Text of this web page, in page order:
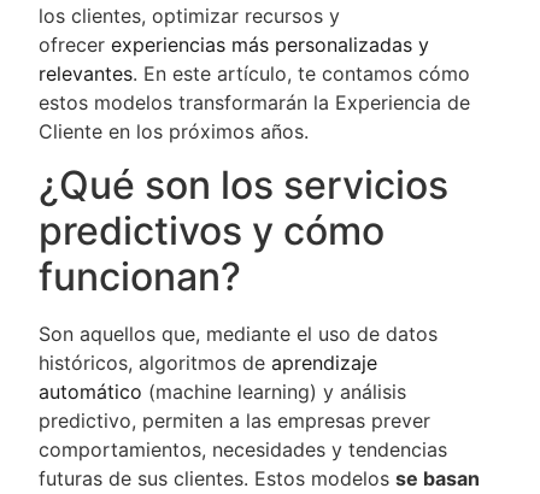
los clientes, optimizar recursos y
ofrecer experiencias más personalizadas y
relevantes. En este artículo, te contamos cómo
estos modelos transformarán la Experiencia de
Cliente en los próximos años.
¿Qué son los servicios
predictivos y cómo
funcionan?
Son aquellos que, mediante el uso de datos
históricos, algoritmos de aprendizaje
automático (machine learning) y análisis
predictivo, permiten a las empresas prever
comportamientos, necesidades y tendencias
futuras de sus clientes. Estos modelos se basan